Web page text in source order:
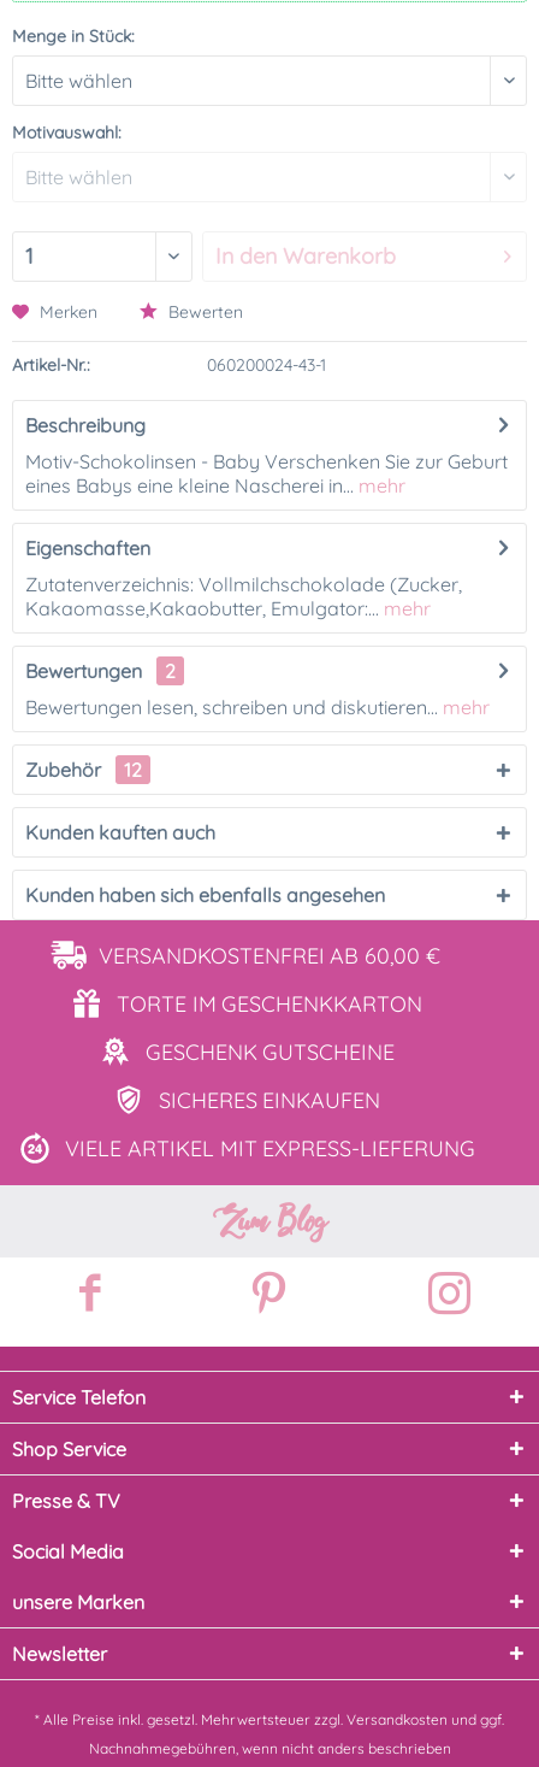
Menge in Stück:
Motivauswahl:
In den Warenkorb
Merken Bewerten
Artikel-Nr.: 060200024-43-1
Beschreibung
Motiv-Schokolinsen - Baby Verschenken Sie zur Geburt
eines Babys eine kleine Nascherei in... mehr
Eigenschaften
Zutatenverzeichnis: Vollmilchschokolade (Zucker,
Kakaomasse,Kakaobutter, Emulgator:... mehr
Bewertungen
2
Bewertungen lesen, schreiben und diskutieren... mehr
Zubehör 12
Kunden kauften auch
Kunden haben sich ebenfalls angesehen
VERSANDKOSTENFREI AB 60,00 €
TORTE IM GESCHENKKARTON
GESCHENK GUTSCHEINE
SICHERES EINKAUFEN
VIELE ARTIKEL MIT EXPRESS-LIEFERUNG
Zum Blog
Service Telefon
Shop Service
Presse & TV
Social Media
unsere Marken
Newsletter
* Alle Preise inkl. gesetzl. Mehrwertsteuer zzgl. Versandkosten und ggf.
Nachnahmegebühren, wenn nicht anders beschrieben